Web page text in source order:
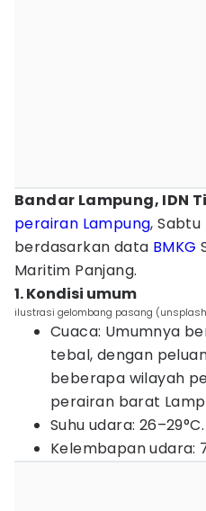
Bandar Lampung, IDN
perairan Lampung,
berdasarkan data BMKG
Maritim Panjang.
1. Kondisi umum
ilustrasi gelombang pasang
Cuaca: Umumnya
tebal, dengan
beberapa wilayah
perairan barat
Suhu udara: 26–29°C.
Kelembapan udara: